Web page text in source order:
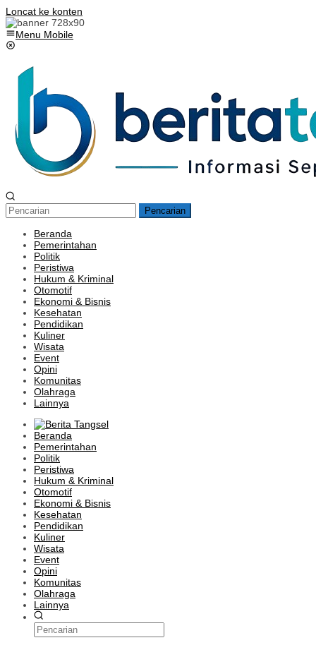
Loncat ke konten
Menu Mobile
Pencarian
Beranda
Pemerintahan
Politik
Peristiwa
Hukum & Kriminal
Otomotif
Ekonomi & Bisnis
Kesehatan
Pendidikan
Kuliner
Wisata
Event
Opini
Komunitas
Olahraga
Lainnya
Beranda
Pemerintahan
Politik
Peristiwa
Hukum & Kriminal
Otomotif
Ekonomi & Bisnis
Kesehatan
Pendidikan
Kuliner
Wisata
Event
Opini
Komunitas
Olahraga
Lainnya